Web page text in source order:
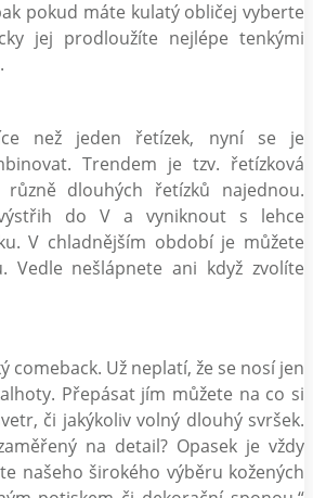
pokud máte kulatý obličej vyberte
jej prodloužíte nejlépe tenkými
než jeden řetízek, nyní se je
Trendem je tzv. řetízková
dlouhých řetízků najednou.
do V a vyniknout s lehce
V chladnějším období je můžete
Vedle nešlápnete ani když zvolíte
comeback. Už neplatí, že se nosí jen
Přepásat jím můžete na co si
či jakýkoliv volný dlouhý svršek.
na detail? Opasek je vždy
našeho širokého výběru kožených